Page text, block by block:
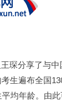
琛分享了与
生遍布全国
均年龄。由